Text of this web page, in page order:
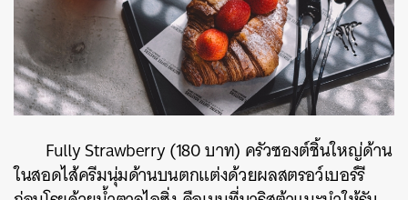
Fully Strawberry (180 บาท) ครัวซองต์ชิ้นใหญ่ด้าน
ในสอดไส้ครีมนุ่มด้านบนตกแต่งด้วยผลสตรอว์เบอร์รี